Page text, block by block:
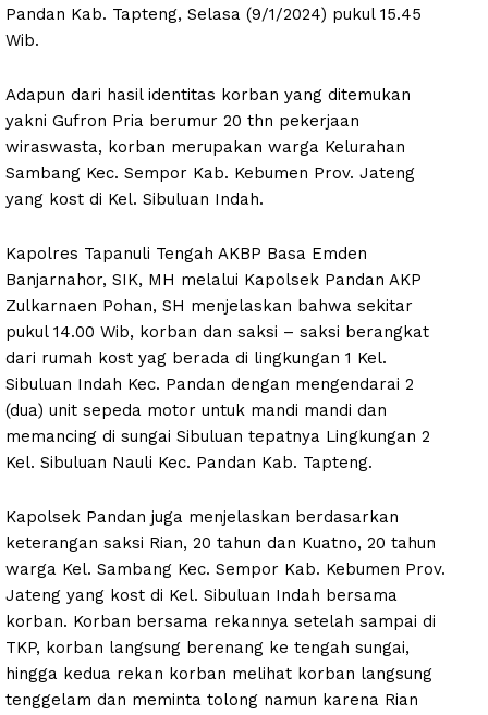
Pandan Kab. Tapteng, Selasa (9/1/2024) pukul 15.45
Wib.
Adapun dari hasil identitas korban yang ditemukan
yakni Gufron Pria berumur 20 thn pekerjaan
wiraswasta, korban merupakan warga Kelurahan
Sambang Kec. Sempor Kab. Kebumen Prov. Jateng
yang kost di Kel. Sibuluan Indah.
Kapolres Tapanuli Tengah AKBP Basa Emden
Banjarnahor, SIK, MH melalui Kapolsek Pandan AKP
Zulkarnaen Pohan, SH menjelaskan bahwa sekitar
pukul 14.00 Wib, korban dan saksi – saksi berangkat
dari rumah kost yag berada di lingkungan 1 Kel.
Sibuluan Indah Kec. Pandan dengan mengendarai 2
(dua) unit sepeda motor untuk mandi mandi dan
memancing di sungai Sibuluan tepatnya Lingkungan 2
Kel. Sibuluan Nauli Kec. Pandan Kab. Tapteng.
Kapolsek Pandan juga menjelaskan berdasarkan
keterangan saksi Rian, 20 tahun dan Kuatno, 20 tahun
warga Kel. Sambang Kec. Sempor Kab. Kebumen Prov.
Jateng yang kost di Kel. Sibuluan Indah bersama
korban. Korban bersama rekannya setelah sampai di
TKP, korban langsung berenang ke tengah sungai,
hingga kedua rekan korban melihat korban langsung
tenggelam dan meminta tolong namun karena Rian